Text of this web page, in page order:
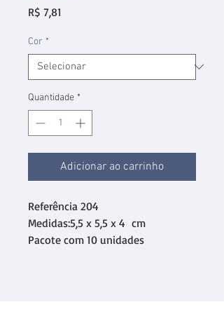
R$ 7,81
Cor *
Quantidade *
Adicionar ao carrinho
Referência 204
Medidas:5,5 x 5,5 x 4 cm
Pacote com 10 unidades